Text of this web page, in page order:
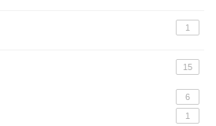
1
15
6
1